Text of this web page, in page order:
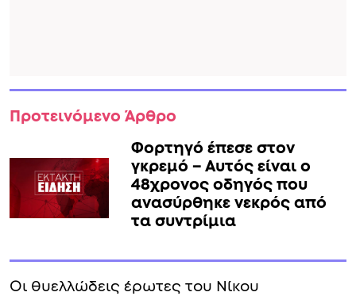
Προτεινόμενο Άρθρο
Φορτηγό έπεσε στον
γκρεμό – Αυτός είναι ο
48χρονος οδηγός που
ανασύρθηκε νεκρός από
τα συντρίμια
Οι θυελλώδεις έρωτες του Νίκου